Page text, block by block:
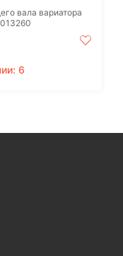
вала вариатора
6